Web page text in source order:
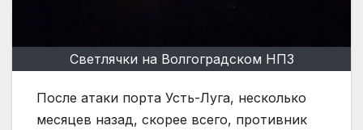
Светлячки на Волгоградском НПЗ
После атаки порта Усть-Луга, несколько
месяцев назад, скорее всего, противник